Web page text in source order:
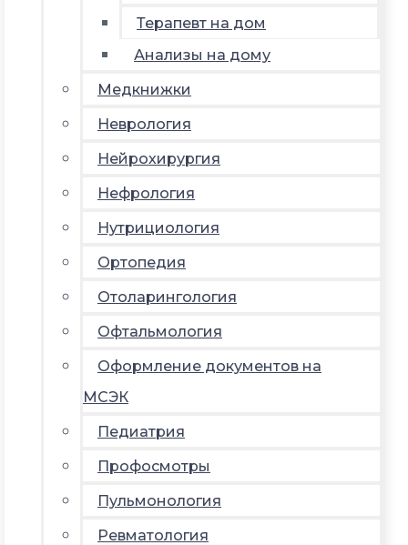
Терапевт на дом
Анализы на дому
Медкнижки
Неврология
Нейрохирургия
Нефрология
Нутрициология
Ортопедия
Отоларингология
Офтальмология
Оформление документов на
МСЭК
Педиатрия
Профосмотры
Пульмонология
Ревматология